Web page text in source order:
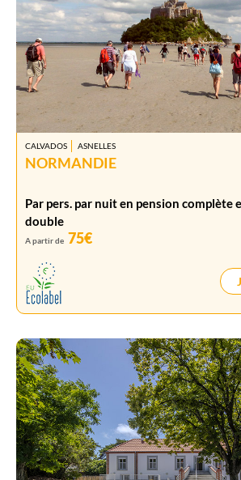
CALVADOS ASNELLES
NORMANDIE
Par pers. par nuit en pension complète
double
A partir de 75€